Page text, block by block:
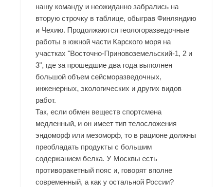
нашу команду и неожиданно забрались на
вторую строчку в таблице, обыграв Финляндию
и Чехию. Продолжаются геологоразведочные
работы в южной части Карского моря на
участках "Восточно-Приновоземельский-1, 2 и
3", где за прошедшие два года выполнен
большой объем сейсморазведочных,
инженерных, экологических и других видов
работ.
Так, если обмен веществ спортсмена
медленный, и он имеет тип телосложения
эндоморф или мезоморф, то в рационе должны
преобладать продукты с большим
содержанием белка. У Москвы есть
противоракетный пояс и, говорят вполне
современный, а как у остальной России?